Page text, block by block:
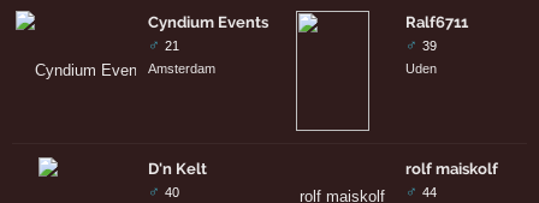
Cyndium Events
♂ 21
Amsterdam
D'n Kelt
♂ 40
Ralf6711
♂ 39
Uden
rolf maiskolf
♂ 44